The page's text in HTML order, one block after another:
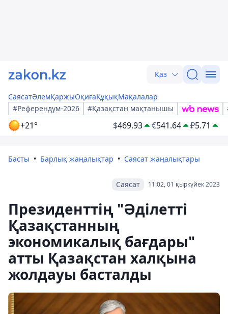
Қаз
СаясатӘлемҚаржыОқиғаҚұқықМақалалар
#Референдум-2026
#Қазақстан мақтанышы
+21° $469.93 €541.64 ₽5.71
Басты Барлық жаңалықтар Саясат жаңалықтары
11:02, 01 қыркүйек 2023
Саясат
Президенттің "Әділетті
Қазақстанның
экономикалық бағдары"
атты Қазақстан халқына
жолдауы басталды